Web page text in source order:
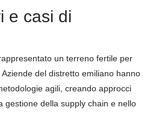
e casi di
un terreno fertile per
del distretto emiliano hanno
agili, creando approcci
gestione della supply chain e nello